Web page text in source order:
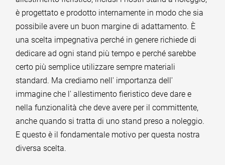
è progettato e prodotto internamente in modo che sia
possibile avere un buon margine di adattamento. È
una scelta impegnativa perché in genere richiede di
dedicare ad ogni stand più tempo e perché sarebbe
certo più semplice utilizzare sempre materiali
standard. Ma crediamo nell' importanza dell'
immagine che l' allestimento fieristico deve dare e
nella funzionalità che deve avere per il committente,
anche quando si tratta di uno stand preso a noleggio.
E questo è il fondamentale motivo per questa nostra
diversa scelta.